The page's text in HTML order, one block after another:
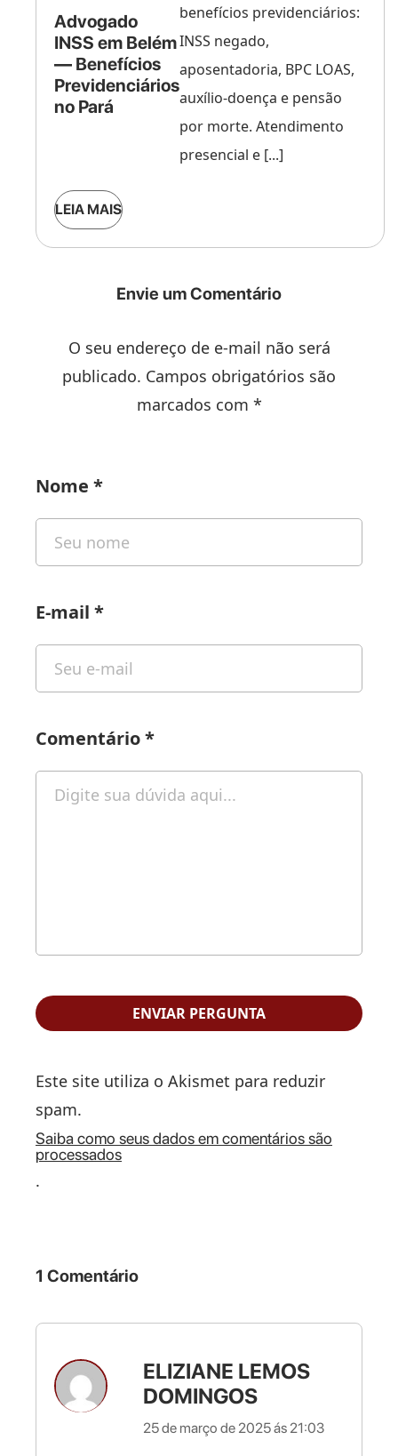
Advogado
INSS em Belém
— Benefícios
Previdenciários
no Pará
benefícios previdenciários:
INSS negado,
aposentadoria, BPC LOAS,
auxílio-doença e pensão
por morte. Atendimento
presencial e [...]
LEIA MAIS
Envie um Comentário
O seu endereço de e-mail não será
publicado. Campos obrigatórios são
marcados com *
Nome *
E-mail *
Comentário*
Este site utiliza o Akismet para reduzir
spam.
Saiba como seus dados em comentários são
processados
.
1 Comentário
ELIZIANE LEMOS
DOMINGOS
25 de março de 2025 ás 21:03